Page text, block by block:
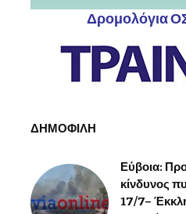
Δρομολόγια
ΔΗΜΟΦΙΛΗ
Εύβοια:
κίνδυνος
17/7–